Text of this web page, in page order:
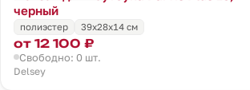
черный
полиэстер 39x28x14 см
от 12 100 ₽
Свободно: 0 шт.
Delsey